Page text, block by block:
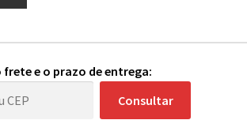
frete e o prazo de entrega:
Consultar